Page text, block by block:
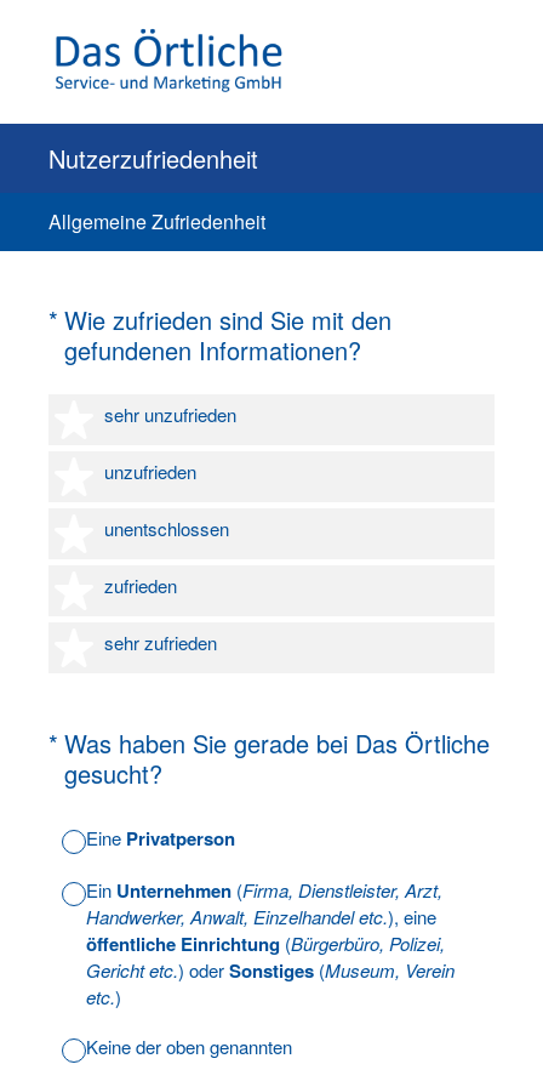
Nutzerzufriedenheit
Allgemeine Zufriedenheit
* Wie zufrieden sind Sie mit den
gefundenen Informationen?
(Erforderlich.)
sehr unzufrieden
1 Stern
unzufrieden
2 Sterne
unentschlossen
3 Sterne
zufrieden
4 Sterne
sehr zufrieden
5 Sterne
* Was haben Sie gerade bei Das Örtliche
gesucht?
(Erforderlich.)
Eine Privatperson
Ein Unternehmen (Firma, Dienstleister, Arzt,
Handwerker, Anwalt, Einzelhandel etc.), eine
öffentliche Einrichtung (Bürgerbüro, Polizei,
Gericht etc.) oderSonstiges (Museum, Verein
etc.)
Keine der oben genannten